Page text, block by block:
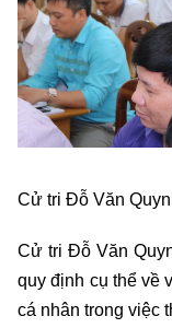
Cử tri Đỗ Văn
Cử tri Đỗ Văn
quy định cụ thể về
cá nhân trong việc